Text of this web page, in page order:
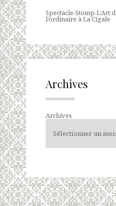
Spectacle-Stomp-L’Art
l’ordinaire à La Cigale
Archives
Archives